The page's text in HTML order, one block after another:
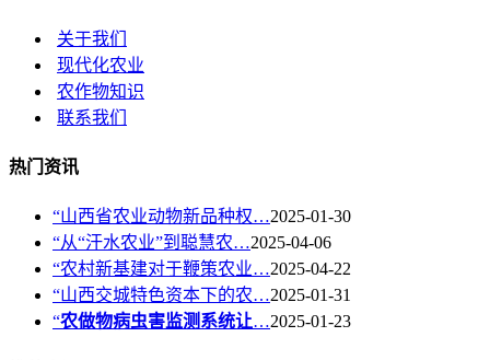
关于我们
现代化农业
农作物知识
联系我们
热门资讯
“山西省农业动物新品种权…2025-01-30
“从“汗水农业”到聪慧农…2025-04-06
“农村新基建对于鞭策农业…2025-04-22
“山西交城特色资本下的农…2025-01-31
“农做物病虫害监测系统让…2025-01-23